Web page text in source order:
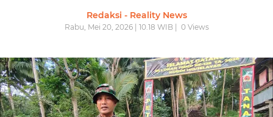
Redaksi - Reality News
Rabu, Mei 20, 2026 | 10.18 WIB | 0Views